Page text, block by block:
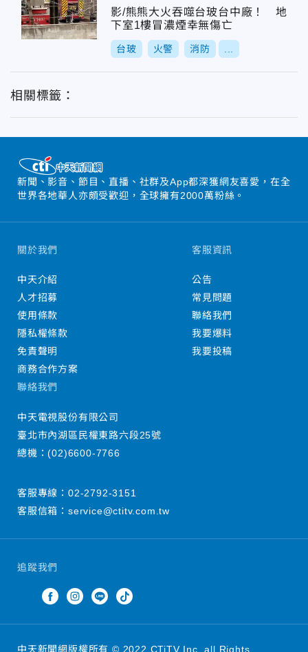
影/熊熊大火吞噬台玻台中廠！ 地
下室1樓冒濃煙幸無傷亡
台玻 火警 消防
相關標籤：
新聞、影音、節目、直播、社群及App都深獲網友喜愛，在全
世界各地華人亦頗受歡迎，全球擁有2000萬粉絲。
追蹤我們
關於我們
中天介紹
人才招募
使用條款
隱私權條款
免責聲明
商務合作方案
客服資訊
公告
常見問題
聯絡我們
我要爆料
我要投稿
聯絡我們
中天電視股份有限公司
臺北市內湖區民權東路六段25號
總機：(02)6600-7766
客服專線： 02-2792-3151
客服信箱： service@ctitv.com.tw
中天新聞網版權所有 © 2022 CTiTV Inc. all Rights